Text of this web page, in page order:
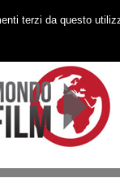
HOME NEWS
terzi da questo